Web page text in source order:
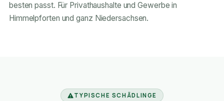
besten passt. Für Privathaushalte und Gewerbe in
Himmelpforten und ganz Niedersachsen.
TYPISCHE SCHÄDLINGE